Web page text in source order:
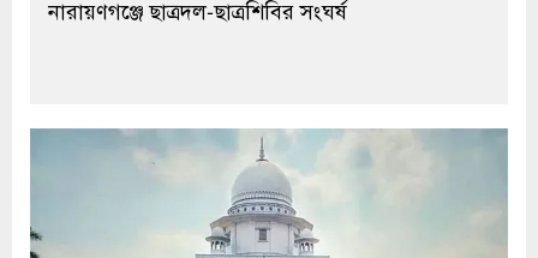
নারায়ণগঞ্জে ছাত্রদল-ছাত্রশিবির সংঘর্ষ